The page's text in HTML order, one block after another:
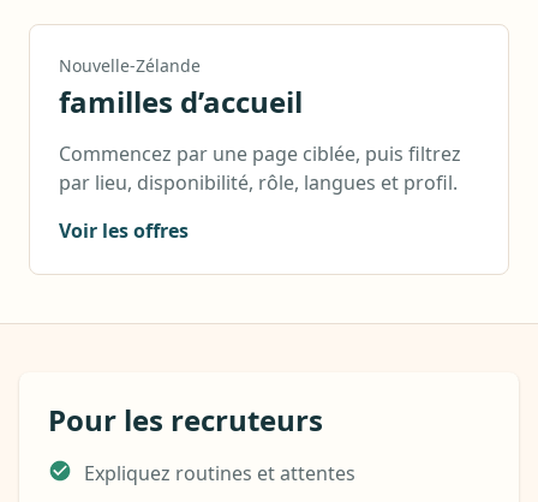
Nouvelle-Zélande
familles d’accueil
Commencez par une page ciblée, puis filtrez
par lieu, disponibilité, rôle, langues et profil.
Voir les offres
Pour les recruteurs
Expliquez routines et attentes